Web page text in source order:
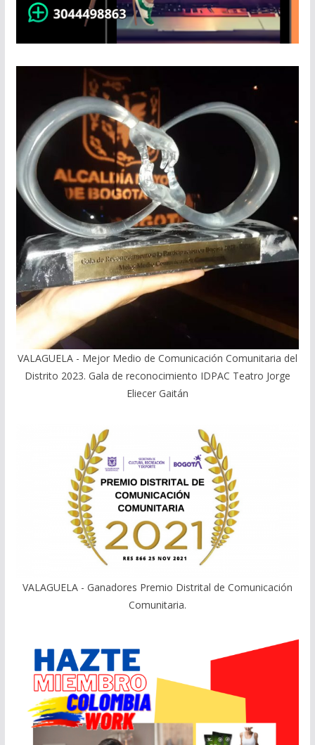
VALAGUELA - Mejor Medio de Comunicación Comunitaria del
Distrito 2023. Gala de reconocimiento IDPAC Teatro Jorge
Eliecer Gaitán
VALAGUELA - Ganadores Premio Distrital de Comunicación
Comunitaria.